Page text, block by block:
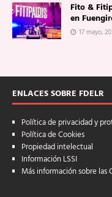
Fito &
en
17 mayo,
ENLACES SOBRE FDELR
Política de privacidad y
Política de Cookies
Propiedad intelectual
Información LSSI
Más información sobre las